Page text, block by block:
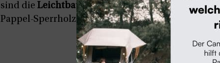
sind die Leichtbau-Möbelaus recyceltem PET,
Pappel-Sperrholz über 100 Kilogramm sparen.